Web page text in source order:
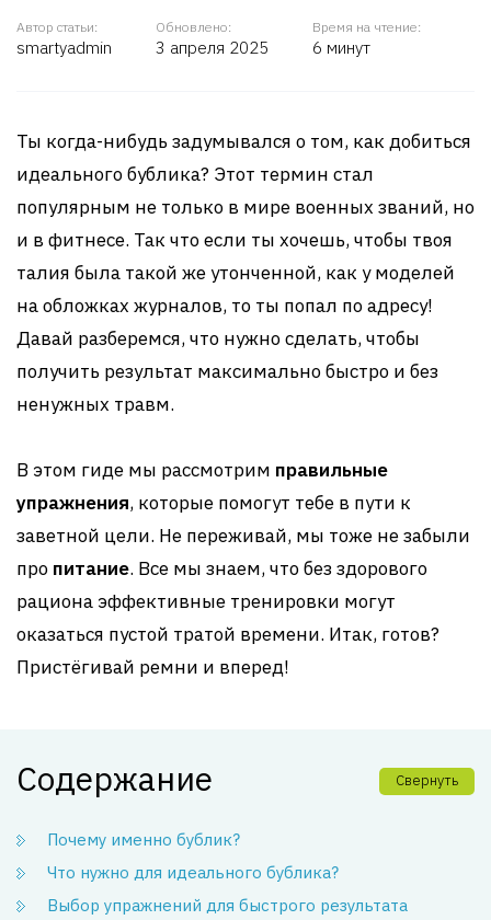
Автор статьи:
smartyadmin
Обновлено:
3 апреля 2025
Время на чтение:
6 минут
Ты когда-нибудь задумывался о том, как добиться
идеального бублика? Этот термин стал
популярным не только в мире военных званий, но
и в фитнесе. Так что если ты хочешь, чтобы твоя
талия была такой же утонченной, как у моделей
на обложках журналов, то ты попал по адресу!
Давай разберемся, что нужно сделать, чтобы
получить результат максимально быстро и без
ненужных травм.
В этом гиде мы рассмотрим правильные
упражнения, которые помогут тебе в пути к
заветной цели. Не переживай, мы тоже не забыли
про питание. Все мы знаем, что без здорового
рациона эффективные тренировки могут
оказаться пустой тратой времени. Итак, готов?
Пристёгивай ремни и вперед!
Содержание Свернуть
Почему именно бублик?
Что нужно для идеального бублика?
Выбор упражнений для быстрого результата